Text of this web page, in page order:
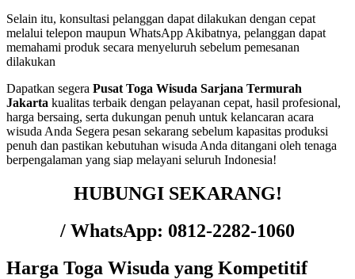
Selain itu, konsultasi pelanggan dapat dilakukan dengan cepat
melalui telepon maupun WhatsApp Akibatnya, pelanggan dapat
memahami produk secara menyeluruh sebelum pemesanan
dilakukan
Dapatkan segera Pusat Toga Wisuda Sarjana Termurah
Jakarta kualitas terbaik dengan pelayanan cepat, hasil profesional,
harga bersaing, serta dukungan penuh untuk kelancaran acara
wisuda Anda Segera pesan sekarang sebelum kapasitas produksi
penuh dan pastikan kebutuhan wisuda Anda ditangani oleh tenaga
berpengalaman yang siap melayani seluruh Indonesia!
HUBUNGI SEKARANG!
/ WhatsApp: 0812-2282-1060
Harga Toga Wisuda yang Kompetitif